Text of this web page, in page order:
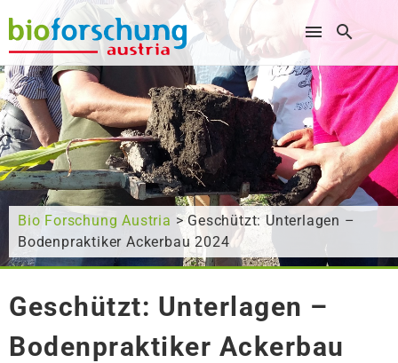
Wonach suchen Sie?
Bio Forschung Austria > Geschützt: Unterlagen –
Bodenpraktiker Ackerbau 2024
Geschützt: Unterlagen –
Bodenpraktiker Ackerbau